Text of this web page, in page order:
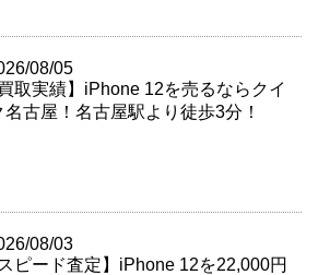
08/05
買取実績】iPhone 12を売るならクイ
名古屋！名古屋駅より徒歩3分！
08/03
スピード査定】iPhone 12を22,000円